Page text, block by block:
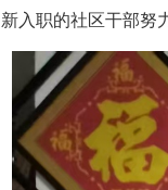
新入职的社区干部努